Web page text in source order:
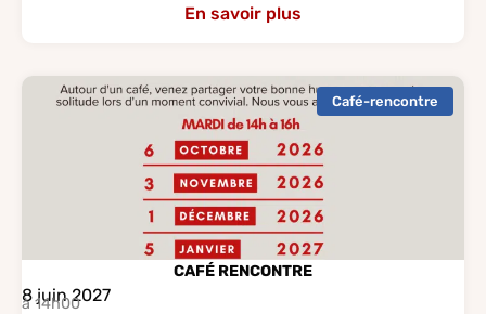
En savoir plus
Café-rencontre
CAFÉ RENCONTRE
8 juin 2027
à 14h00